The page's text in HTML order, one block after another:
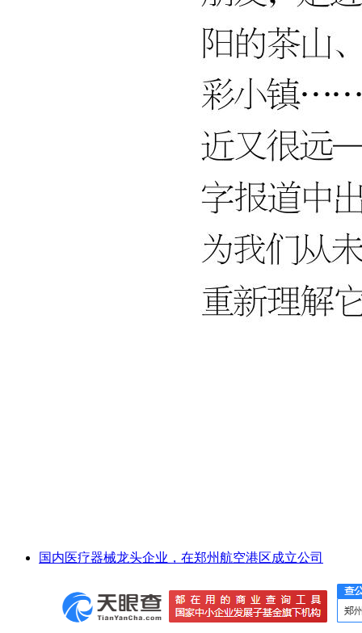
国内医疗器械龙头企业，在郑州航空港区成立公司